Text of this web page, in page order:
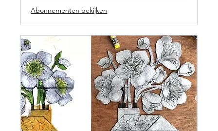
Abonnementen bekijken